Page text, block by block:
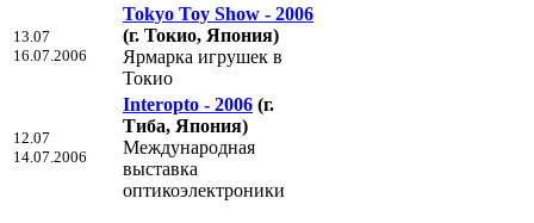
13.07
16.07.2006
Tokyo Toy Show - 2006
(г. Токио, Япония)
Ярмарка игрушек в
Токио
12.07
14.07.2006
Interopto - 2006 (г.
Тиба, Япония)
Международная
выставка
оптикоэлектроники